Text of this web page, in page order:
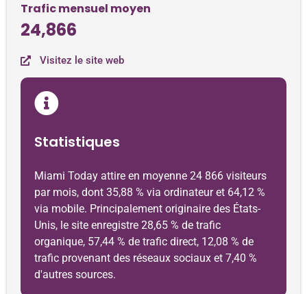
Trafic mensuel moyen
24,866
Visitez le site web
Statistiques
Miami Today attire en moyenne 24 866 visiteurs
par mois, dont 35,88 % via ordinateur et 64,12 %
via mobile. Principalement originaire des États-
Unis, le site enregistre 28,65 % de trafic
organique, 57,44 % de trafic direct, 12,08 % de
trafic provenant des réseaux sociaux et 7,40 %
d'autres sources.